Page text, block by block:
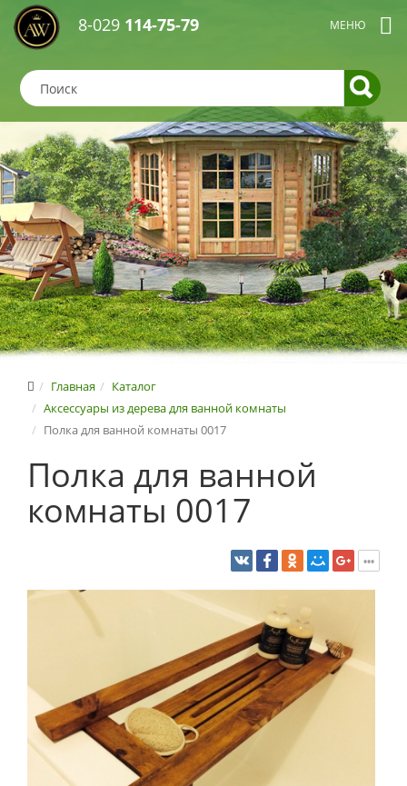
8-029 114-75-79
Главная
Каталог
Аксессуары из дерева для ванной комнаты
Полка для ванной комнаты 0017
Полка для ванной
комнаты 0017